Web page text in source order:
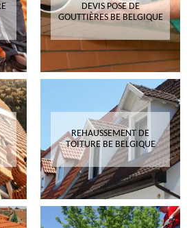
DEVIS POSE DE
GOUTTIÈRES BE BELGIQUE
REHAUSSEMENT DE
TOITURE BE BELGIQUE